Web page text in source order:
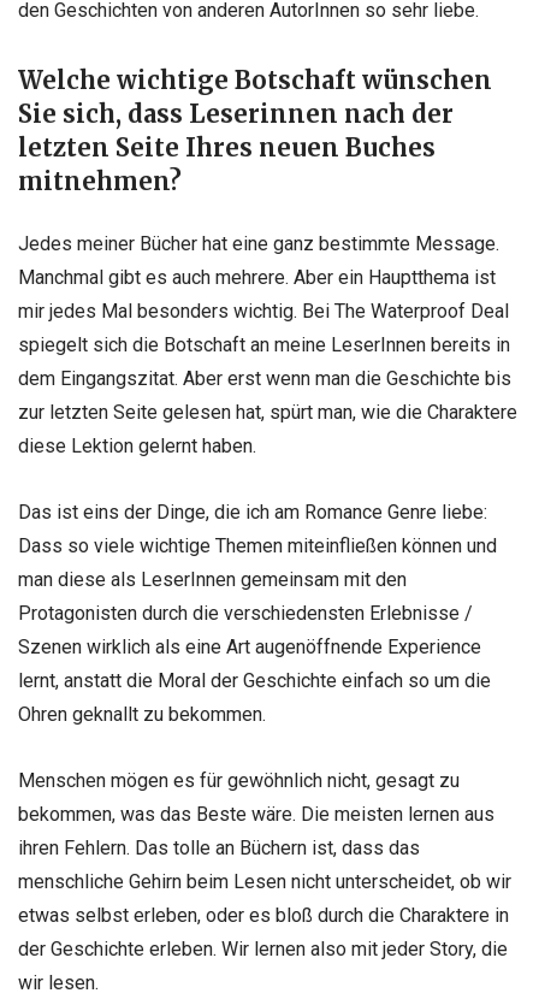
den Geschichten von anderen AutorInnen so sehr liebe.
Welche wichtige Botschaft wünschen
Sie sich, dass Leserinnen nach der
letzten Seite Ihres neuen Buches
mitnehmen?
Jedes meiner Bücher hat eine ganz bestimmte Message.
Manchmal gibt es auch mehrere. Aber ein Hauptthema ist
mir jedes Mal besonders wichtig. Bei The Waterproof Deal
spiegelt sich die Botschaft an meine LeserInnen bereits in
dem Eingangszitat. Aber erst wenn man die Geschichte bis
zur letzten Seite gelesen hat, spürt man, wie die Charaktere
diese Lektion gelernt haben.
Das ist eins der Dinge, die ich am Romance Genre liebe:
Dass so viele wichtige Themen miteinfließen können und
man diese als LeserInnen gemeinsam mit den
Protagonisten durch die verschiedensten Erlebnisse /
Szenen wirklich als eine Art augenöffnende Experience
lernt, anstatt die Moral der Geschichte einfach so um die
Ohren geknallt zu bekommen.
Menschen mögen es für gewöhnlich nicht, gesagt zu
bekommen, was das Beste wäre. Die meisten lernen aus
ihren Fehlern. Das tolle an Büchern ist, dass das
menschliche Gehirn beim Lesen nicht unterscheidet, ob wir
etwas selbst erleben, oder es bloß durch die Charaktere in
der Geschichte erleben. Wir lernen also mit jeder Story, die
wir lesen.